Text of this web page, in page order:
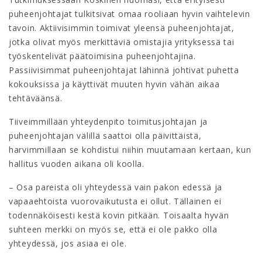
puheenjohtajat tulkitsivat omaa rooliaan hyvin vaihtelevin
tavoin. Aktiivisimmin toimivat yleensä puheenjohtajat,
jotka olivat myös merkittäviä omistajia yrityksessä tai
työskentelivät päätoimisina puheenjohtajina.
Passiivisimmat puheenjohtajat lähinnä johtivat puhetta
kokouksissa ja käyttivät muuten hyvin vähän aikaa
tehtäväänsä.
Tiiveimmillään yhteydenpito toimitusjohtajan ja
puheenjohtajan välillä saattoi olla päivittäistä,
harvimmillaan se kohdistui niihin muutamaan kertaan, kun
hallitus vuoden aikana oli koolla.
– Osa pareista oli yhteydessä vain pakon edessä ja
vapaaehtoista vuorovaikutusta ei ollut. Tällainen ei
todennäköisesti kestä kovin pitkään. Toisaalta hyvän
suhteen merkki on myös se, että ei ole pakko olla
yhteydessä, jos asiaa ei ole.